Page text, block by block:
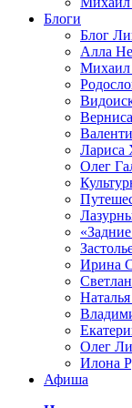
Блоги
Блог
Алла
Михаил
Лариса
Олег
Ирина
Олег
Илона
Афиша